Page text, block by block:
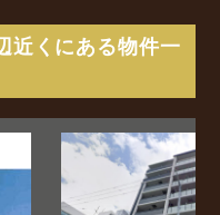
近くにある物件一